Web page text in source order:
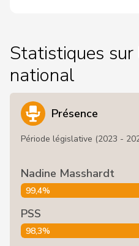
Statistiques sur
national
Présence
Période législative (2023 -
Nadine Masshardt
99,4%
PSS
98,3%